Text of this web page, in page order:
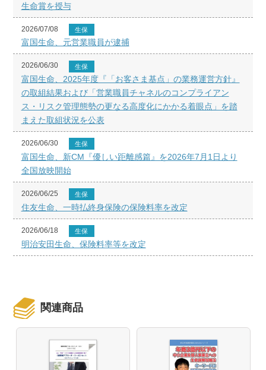
生命賞を授与
2026/07/08 生保
富国生命、元営業職員が逮捕
2026/06/30 生保
富国生命、2025年度『「お客さま基点」の業務運営方針』
の取組結果および「営業職員チャネルのコンプライアン
ス・リスク管理態勢の更なる高度化にかかる着眼点」を踏
まえた取組状況を公表
2026/06/30 生保
富国生命、新CM『優しい距離感篇』を2026年7月1日より
全国放映開始
2026/06/25 生保
住友生命、一時払終身保険の保険料率を改定
2026/06/18 生保
明治安田生命、保険料率等を改定
関連商品